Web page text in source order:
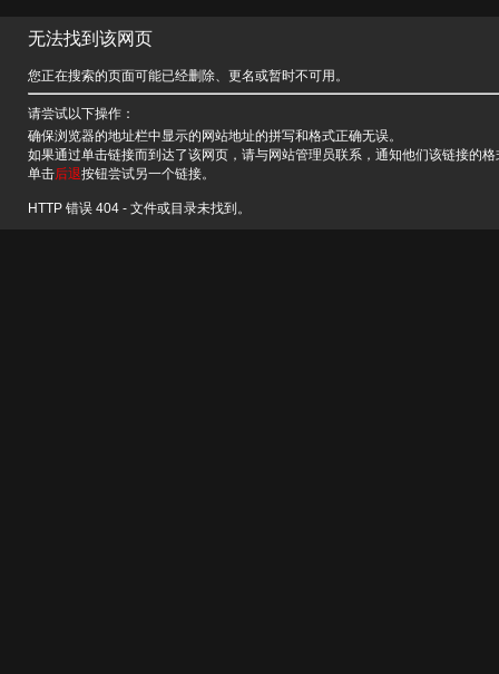
无法找到该网页
您正在搜索的页面可能已经删除、更名或暂时不可用。
请尝试以下操作：
确保浏览器的地址栏中显示的网站地址的拼写和格式正确无误。
如果通过单击链接而到达了该网页，请与网站管理员联系，通知他们该链接的
单击后退按钮尝试另一个链接。
HTTP 错误 404 - 文件或目录未找到。